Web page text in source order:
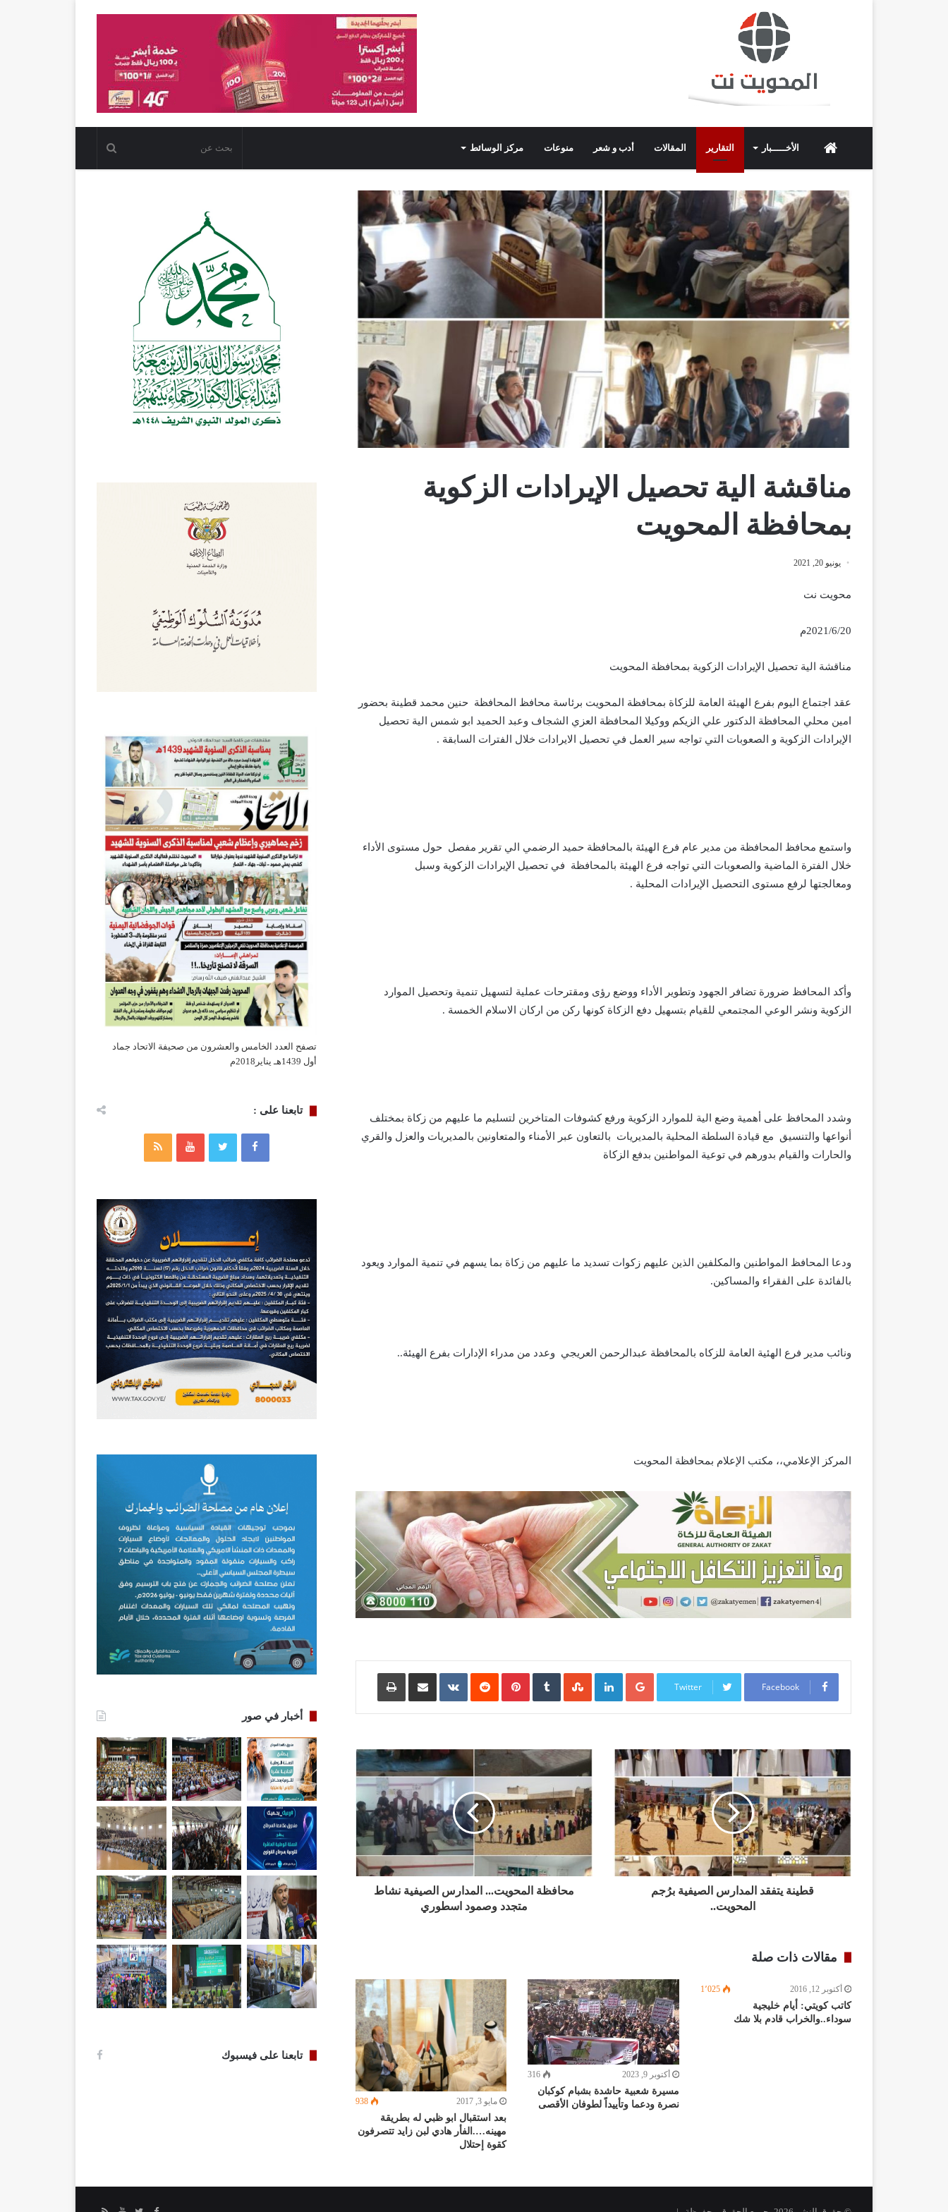
الرئيسيةالأخـــــبار التقارير المقالات أدب و شعر منوعات مركز الوسائط
مناقشة الية تحصيل الإيرادات الزكوية
بمحافظة المحويت
يونيو 20, 2021
محويت نت
2021/6/20م
مناقشة الية تحصيل الإيرادات الزكوية بمحافظة المحويت
عقد اجتماع اليوم بفرع الهيئة العامة للزكاة بمحافظة المحويت برئاسة محافظ المحافظة حنين محمد قطينة بحضور
امين محلي المحافظة الدكتور علي الزيكم ووكيلا المحافظة العزي الشجاف وعبد الحميد ابو شمس الية تحصيل
الإيرادات الزكوية و الصعوبات التي تواجه سير العمل في تحصيل الايرادات خلال الفترات السابقة .
واستمع محافظ المحافظة من مدير عام فرع الهيئة بالمحافظة حميد الرضمي الي تقرير مفصل حول مستوى الأداء
خلال الفترة الماضية والصعوبات التي تواجه فرع الهيئة بالمحافظة في تحصيل الإيرادات الزكوية وسبل
ومعالجتها لرفع مستوى التحصيل الإيرادات المحلية .
وأكد المحافظ ضرورة تضافر الجهود وتطوير الأداء ووضع رؤى ومقترحات عملية لتسهيل تنمية وتحصيل الموارد
الزكوية ونشر الوعي المجتمعي للقيام بتسهيل دفع الزكاة كونها ركن من اركان الاسلام الخمسة .
وشدد المحافظ على أهمية وضع الية للموارد الزكوية ورفع كشوفات المتاخرين لتسليم ما عليهم من زكاة بمختلف
أنواعها والتنسيق مع قيادة السلطة المحلية بالمديريات بالتعاون عبر الأمناء والمتعاونين بالمديريات والعزل والقري
والحارات والقيام بدورهم في توعية المواطنين بدفع الزكاة
ودعا المحافظ المواطنين والمكلفين الذين عليهم زكوات تسديد ما عليهم من زكاة بما يسهم في تنمية الموارد ويعود
بالفائدة على الفقراء والمساكين.
ونائب مدير فرع الهئية العامة للزكاه بالمحافظة عبدالرحمن العريجي وعدد من مدراء الإدارات بفرع الهيئة..
المركز الإعلامي،، مكتب الإعلام بمحافظة المحويت
Facebook
Twitter
Google+
LinkedIn
‏StumbleUpon
‏VKontakte مشاركة عبر البريد
قطينة يتفقد المدارس الصيفية برُجم
المحويت..
محافظة المحويت... المدارس الصيفية نشاط
متجدد وصمود اسطوري
مقالات ذات صلة
أكتوبر 12, 2016 1٬025
كاتب كويتي: أيام خليجية
سوداء..والخراب قادم بلا شك
أكتوبر 9, 2023 316
مسيرة شعبية حاشدة بشبام كوكبان
نصرة ودعما وتأييداً لطوفان الأقصى
مايو 3, 2017 938
بعد استقبال ابو ظبي له بطريقة
مهينه….الفأر هادي لبن زايد تتصرفون
كقوة إحتلال
تصفح العدد الخامس والعشرون من صحيفة الاتحاد جماد
أول 1439هـ يناير2018م
تابعنا على :
أخبار في صور
تابعنا على فيسبوك